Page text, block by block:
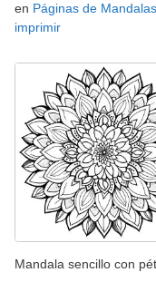
en Páginas de
imprimir
Mandala sencillo con